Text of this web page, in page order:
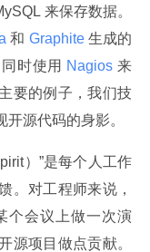
来保存数据。
和 Graphite 生成的
时使用 Nagios 来
要的例子，我们技
源代码的身影。
）”是每个人工作
。对工程师来说，
个会议上做一次演
源项目做点贡献。